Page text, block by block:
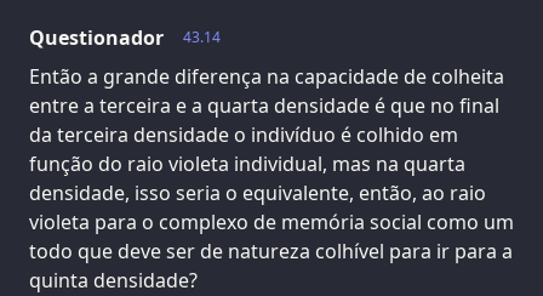
43.14
Questionador
Então a grande diferença na capacidade de colheita
entre a terceira e a quarta densidade é que no final
da terceira densidade o indivíduo é colhido em
função do raio violeta individual, mas na quarta
densidade, isso seria o equivalente, então, ao raio
violeta para o complexo de memória social como um
todo que deve ser de natureza colhível para ir para a
quinta densidade?